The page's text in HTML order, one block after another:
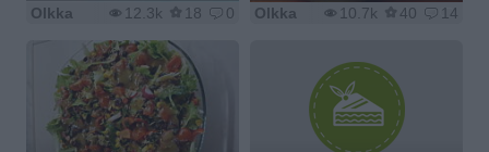
12.3k 18 0
Olkka 10.7k 40 14
Olkka